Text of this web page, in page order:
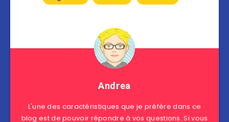
Andrea
L'une des caractéristiques que je préfère dans ce
blog est de pouvoir répondre à vos questions. Si vous